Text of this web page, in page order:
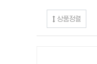
상품정렬